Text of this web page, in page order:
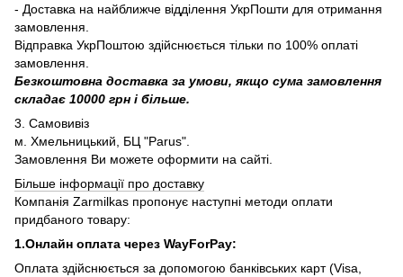
- Доставка на найближче відділення УкрПошти для отримання
замовлення.
Відправка УкрПоштою здійснюється тільки по 100% оплаті
замовлення.
Безкоштовна доставка за умови, якщо сума замовлення
складає 10000 грн і більше.
3. Самовивіз
м. Хмельницький, БЦ "Parus".
Замовлення Ви можете оформити на сайті.
Більше інформації про доставку
Компанія Zarmilkas пропонує наступні методи оплати
придбаного товару:
1.Онлайн оплата через WayForPay:
Оплата здійснюється за допомогою банківських карт (Visa,